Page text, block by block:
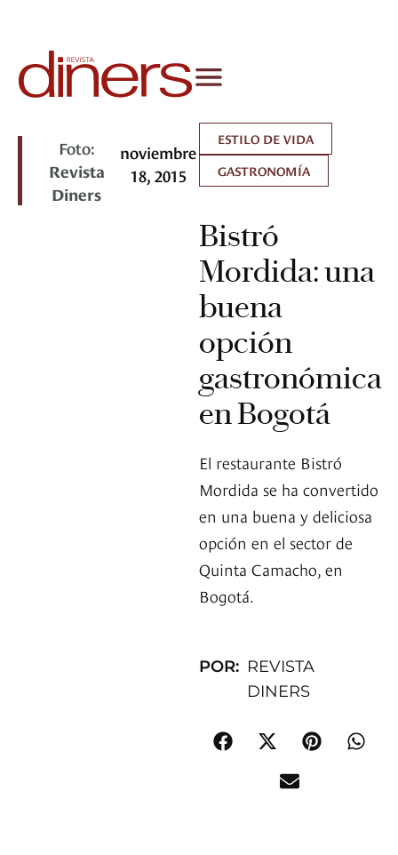
Foto:
Revista
Diners
noviembre
18, 2015
ESTILO DE VIDA
GASTRONOMÍA
Bistró
Mordida: una
buena
opción
gastronómica
en Bogotá
El restaurante Bistró
Mordida se ha convertido
en una buena y deliciosa
opción en el sector de
Quinta Camacho, en
Bogotá.
POR: REVISTA
DINERS